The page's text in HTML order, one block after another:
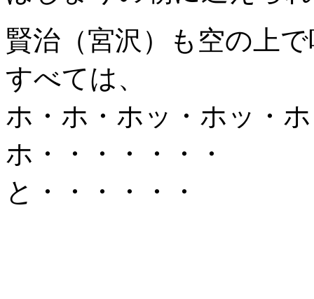
賢治（宮沢）も空の上
すべては、
ホ・ホ・ホッ・ホッ・
ホ・・・・・・・
と・・・・・・